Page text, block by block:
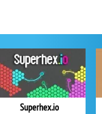
Superhex.io